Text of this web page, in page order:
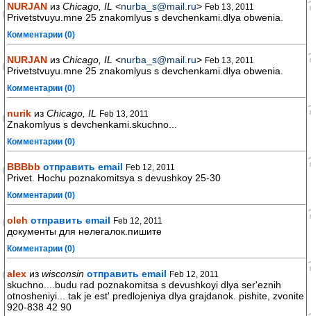
NURJAN из Chicago, IL <nurba_s@mail.ru> Feb 13, 2011
Privetstvuyu.mne 25 znakomlyus s devchenkami.dlya obwenia.
Комментарии (0)
NURJAN из Chicago, IL <nurba_s@mail.ru> Feb 13, 2011
Privetstvuyu.mne 25 znakomlyus s devchenkami.dlya obwenia.
Комментарии (0)
nurik из Chicago, IL Feb 13, 2011
Znakomlyus s devchenkami.skuchno...
Комментарии (0)
BBBbb отправить email Feb 12, 2011
Privet. Hochu poznakomitsya s devushkoy 25-30
Комментарии (0)
oleh отправить email Feb 12, 2011
документы для нелегалок.пишите
Комментарии (0)
alex из wisconsin отправить email Feb 12, 2011
skuchno....budu rad poznakomitsa s devushkoyi dlya ser'eznih
otnosheniyi... tak je est' predlojeniya dlya grajdanok. pishite, zvonite
920-838 42 90